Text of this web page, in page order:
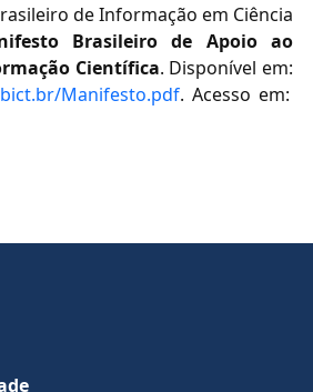
de Informação em Ciência
Brasileiro de Apoio ao
Científica. Disponível em:
Manifesto.pdf. Acesso em: